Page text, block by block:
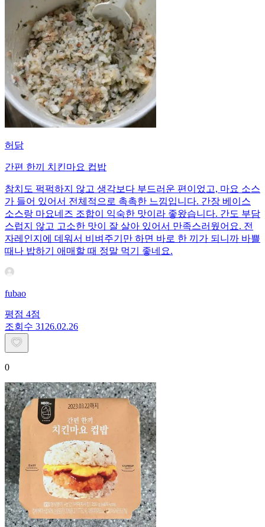
허닭
간편 한끼 치킨마요 컵밥
참치도 퍽퍽하지 않고 생각보다 부드러운 편이었고, 마요 소스
가 들어 있어서 전체적으로 촉촉한 느낌입니다. 간장 베이스
소스랑 마요네즈 조합이 익숙한 맛이라 좋왔습니다. 간도 부담
스럽지 않고 고소한 맛이 잘 살아 있어서 만족스러웠어요. 전
자레인지에 데워서 비벼주기만 하면 바로 한 끼가 되니까 바쁠
때나 밥하기 애매할 때 정말 먹기 좋네요.
fubao
평점 4점
조회수 31 26.02.26
0